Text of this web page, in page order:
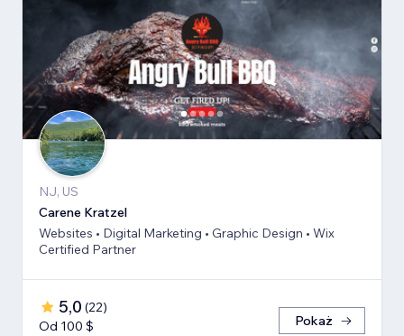
NJ, US
Carene Kratzel
Websites • Digital Marketing • Graphic Design • Wix
Certified Partner
5,0 (22)
Od 100 $
Pokaż